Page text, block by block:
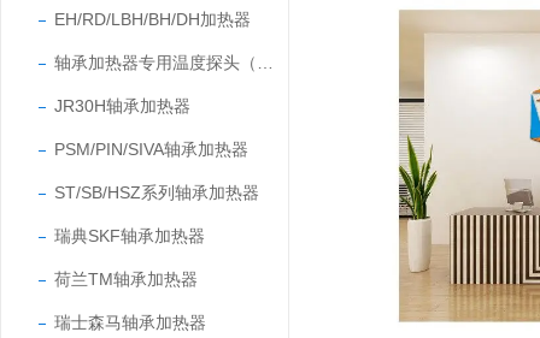
EH/RD/LBH/BH/DH加热器
JR30H轴承加热器
PSM/PIN/SIVA轴承加热器
ST/SB/HSZ系列轴承加热器
瑞典SKF轴承加热器
荷兰TM轴承加热器
瑞士森马轴承加热器